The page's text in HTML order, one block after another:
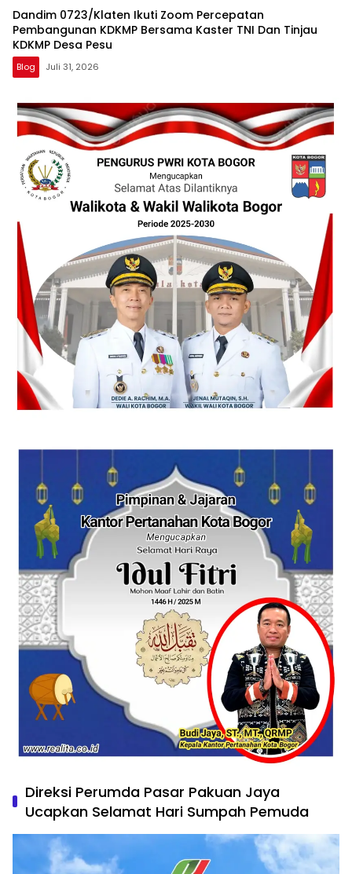
Dandim 0723/Klaten Ikuti Zoom Percepatan
Pembangunan KDKMP Bersama Kaster TNI Dan Tinjau
KDKMP Desa Pesu
Blog Juli 31, 2026
Direksi Perumda Pasar Pakuan Jaya
Ucapkan Selamat Hari Sumpah Pemuda